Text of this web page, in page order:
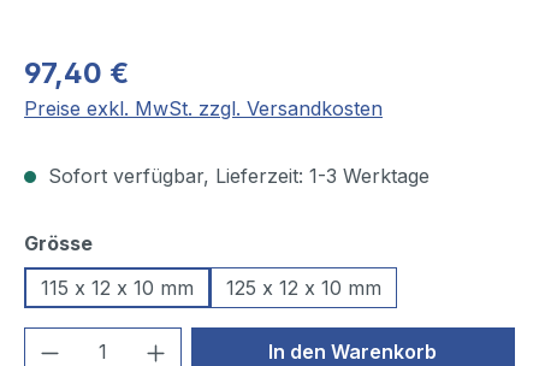
97,40 €
Preise exkl. MwSt. zzgl. Versandkosten
Sofort verfügbar, Lieferzeit: 1-3 Werktage
Grösseauswählen
115 x 12 x 10 mm
125 x 12 x 10 mm
Produkt Anzahl: Gib denIn den Warenkorb